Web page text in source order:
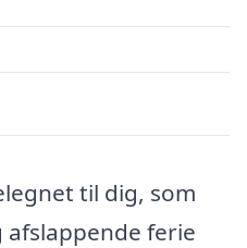
til dig, som
ferie